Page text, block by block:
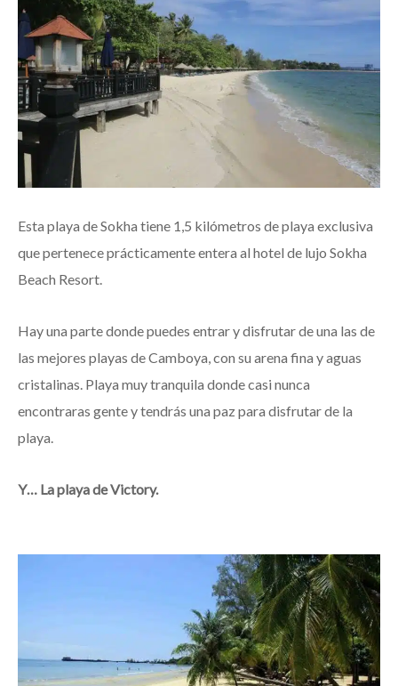
Esta playa de Sokha tiene 1,5 kilómetros de playa exclusiva
que pertenece prácticamente entera al hotel de lujo Sokha
Beach Resort.
Hay una parte donde puedes entrar y disfrutar de una las de
las mejores playas de Camboya, con su arena fina y aguas
cristalinas. Playa muy tranquila donde casi nunca
encontraras gente y tendrás una paz para disfrutar de la
playa.
Y… La playa de Victory.